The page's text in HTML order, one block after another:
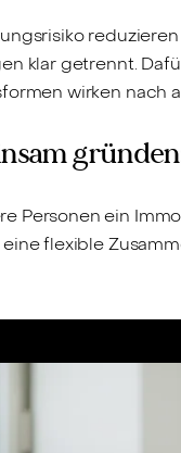
klar getrennt.
wirken nach
Personen ein
flexible